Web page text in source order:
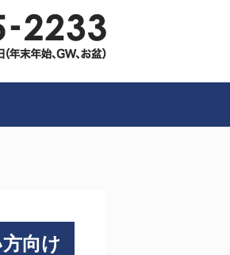
サル｜神奈川県藤沢
向け